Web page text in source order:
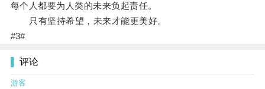
每个人都要为人类的未来负起责任。
只有坚持希望，未来才能更美好。
#3#
评论
游客